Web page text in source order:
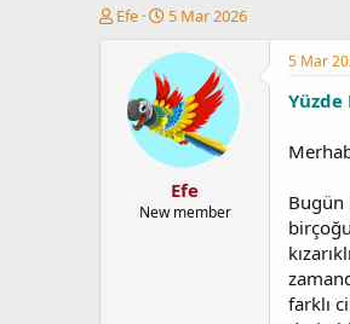
K
Efe
B
ş
l
a
n
g
ı
ç
t
5 Mar 2026
Efe
New member
5 Mar
Yüzde
Bugün
farklı